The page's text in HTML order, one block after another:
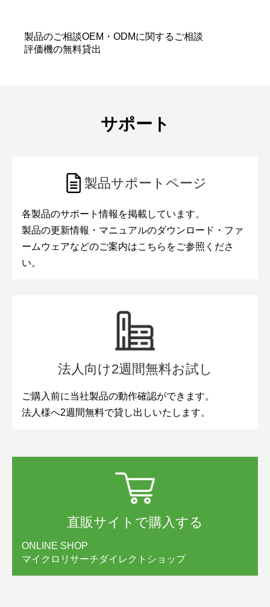
製品のご相談OEM・ODMに関するご相談
評価機の無料貸出
サポート
製品サポートページ
各製品のサポート情報を掲載しています。
製品の更新情報・マニュアルのダウンロード・ファ
ームウェアなどのご案内はこちらをご参照くださ
い。
法人向け2週間無料お試し
ご購入前に当社製品の動作確認ができます。
法人様へ2週間無料で貸し出しいたします。
直販サイトで購入する
ONLINE SHOP
マイクロリサーチダイレクトショップ